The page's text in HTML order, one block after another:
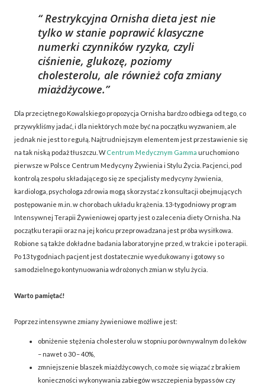
Restrykcyjna Ornisha dieta jest nie
tylko w stanie poprawić klasyczne
numerki czynników ryzyka, czyli
ciśnienie, glukozę, poziomy
cholesterolu, ale również cofa zmiany
miażdżycowe.
Dla przeciętnego Kowalskiego propozycja Ornisha bardzo odbiega od tego, co
przywykliśmy jadać, i dla niektórych może być na początku wyzwaniem, ale
jednak nie jest to regułą. Najtrudniejszym elementem jest przestawienie się
na tak niską podaż tłuszczu. WCentrum Medycznym Gamma uruchomiono
pierwsze w Polsce Centrum Medycyny Żywienia i Stylu Życia. Pacjenci, pod
kontrolą zespołu składającego się ze specjalisty medycyny żywienia,
kardiologa, psychologa zdrowia mogą skorzystać z konsultacji obejmujących
postępowanie m.in. w chorobach układu krążenia. 13-tygodniowy program
Intensywnej Terapii Żywieniowej oparty jest o zalecenia diety Ornisha. Na
początku terapii oraz na jej końcu przeprowadzana jest próba wysiłkowa.
Robione są także dokładne badania laboratoryjne przed, w trakcie i po terapii.
Po 13 tygodniach pacjent jest dostatecznie wyedukowany i gotowy so
samodzielnego kontynuowania wdrożonych zmian w stylu życia.
Warto pamiętać!
Poprzez intensywne zmiany żywieniowe możliwe jest:
obniżenie stężenia cholesterolu w stopniu porównywalnym do leków
– nawet o 30 – 40%,
zmniejszenie blaszek miażdżycowych, co może się wiązać z brakiem
konieczności wykonywania zabiegów wszczepienia bypassów czy